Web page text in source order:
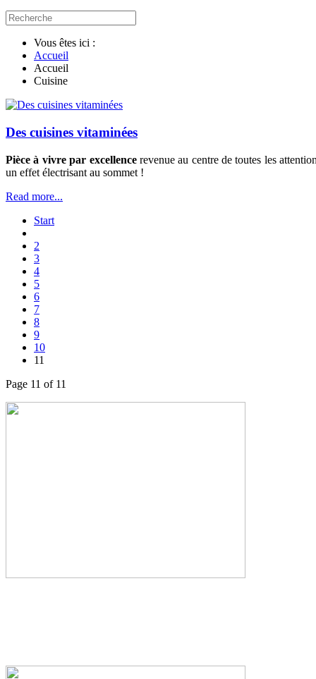
Vous êtes ici :
Accueil
Accueil
Cuisine
Des cuisines vitaminées
Pièce à vivre par excellencerevenue au centre de toutes les
un effet électrisant au sommet !
Read more...
Start
2
3
4
5
6
7
8
9
10
11
Page 11 of 11